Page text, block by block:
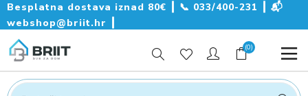
Besplatna dostava iznad 80€ ┃ 📞 033/400-231
📬
webshop@briit.hr
(0)